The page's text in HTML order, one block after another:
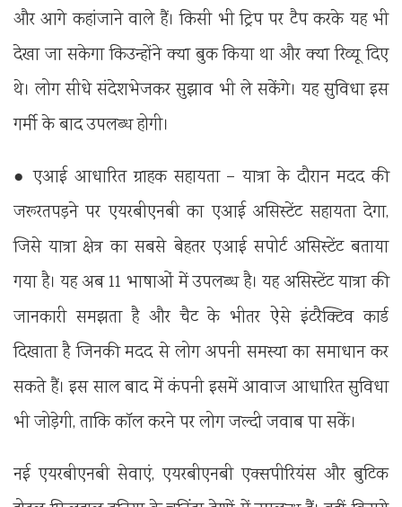
और आगे कहांजाने वाले हैं। किसी भी ट्रिप पर टैप करके यह भी
देखा जा सकेगा किउन्होंने क्या बुक किया था और क्या रिव्यू दिए
थे। लोग सीधे संदेशभेजकर सुझाव भी ले सकेंगे। यह सुविधा इस
गर्मी के बाद उपलब्ध होगी।
● एआई आधारित ग्राहक सहायता – यात्रा के दौरान मदद की
जरूरतपड़ने पर एयरबीएनबी का एआई असिस्टेंट सहायता देगा,
जिसे यात्रा क्षेत्र का सबसे बेहतर एआई सपोर्ट असिस्टेंट बताया
गया है। यह अब 11 भाषाओं में उपलब्ध है। यह असिस्टेंट यात्रा की
जानकारी समझता है और चैट के भीतर ऐसे इंटरैक्टिव कार्ड
दिखाता है जिनकी मदद से लोग अपनी समस्या का समाधान कर
सकते हैं। इस साल बाद में कंपनी इसमें आवाज आधारित सुविधा
भी जोड़ेगी, ताकि कॉल करने पर लोग जल्दी जवाब पा सकें।
नई एयरबीएनबी सेवाएं, एयरबीएनबी एक्सपीरियंस और बुटिक